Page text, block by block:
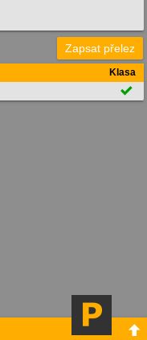
Zapsat přelez
Klasa

